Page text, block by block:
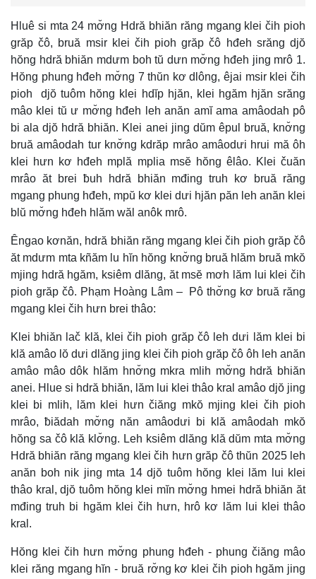
Hluê si mta 24 mơ̆ng Hdră bhiăn răng mgang klei čih pioh
grăp čô, bruă msir klei čih pioh grăp čô hđeh srăng djŏ
hŏng hdră bhiăn mdưm boh tŭ dưn mơ̆ng hđeh jing mrô 1.
Hŏng phung hđeh mơ̆ng 7 thŭn kơ dlông, êjai msir klei čih
pioh djŏ tuôm hŏng klei hdĭp hjăn, klei hgăm hjăn srăng
mâo klei tŭ ư mơ̆ng hđeh leh anăn amĭ ama amâodah pô
bi ala djŏ hdră bhiăn. Klei anei jing dŭm êpul bruă, knơ̆ng
bruă amâodah tur knơ̆ng kdrăp mrâo amâodưi hrui mă ôh
klei hưn kơ hđeh mplă mplia msĕ hŏng êlâo. Klei čuăn
mrâo ăt brei ƀuh hdră bhiăn mđing truh kơ bruă răng
mgang phung hđeh, mpŭ kơ klei dưi hjăn păn leh anăn klei
blŭ mơ̆ng hđeh hlăm wăl anôk mrô.
Êngao kơnăn, hdră bhiăn răng mgang klei čih pioh grăp čô
ăt mdưm mta kñăm lu hĭn hŏng knơ̆ng bruă hlăm bruă mkŏ
mjing hdră hgăm, ksiêm dlăng, ăt msĕ mơh lăm lui klei čih
pioh grăp čô. Phạm Hoàng Lâm – Pô thơ̆ng kơ bruă răng
mgang klei čih hưn brei thâo:
Klei bhiăn lač klă, klei čih pioh grăp čô leh dưi lăm klei bi
klă amâo lŏ dưi dlăng jing klei čih pioh grăp čô ôh leh anăn
amâo mâo dôk hlăm hnơ̆ng mkra mlih mơ̆ng hdră bhiăn
anei. Hlue si hdră bhiăn, lăm lui klei thâo kral amâo djŏ jing
klei bi mlih, lăm klei hưn čiăng mkŏ mjing klei čih pioh
mrâo, ƀiădah mơ̆ng năn amâodưi bi klă amâodah mkŏ
hŏng sa čô klă klơ̆ng. Leh ksiêm dlăng klă dŭm mta mơ̆ng
Hdră bhiăn răng mgang klei čih hưn grăp čô thŭn 2025 leh
anăn boh nik jing mta 14 djŏ tuôm hŏng klei lăm lui klei
thâo kral, djŏ tuôm hŏng klei mĭn mơ̆ng hmei hdră bhiăn ăt
mđing truh bi hgăm klei čih hưn, hrô kơ lăm lui klei thâo
kral.
Hŏng klei čih hưn mơ̆ng phung hđeh - phung čiăng mâo
klei răng mgang hĭn - bruă rơ̆ng kơ klei čih pioh hgăm jing